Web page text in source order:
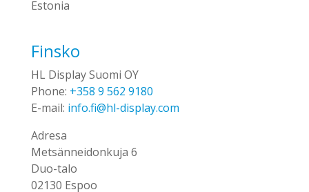
Estonia
Finsko
HL Display Suomi OY
Phone: +358 9 562 9180
E-mail: info.fi@hl-display.com
Adresa
Metsänneidonkuja 6
Duo-talo
02130 Espoo